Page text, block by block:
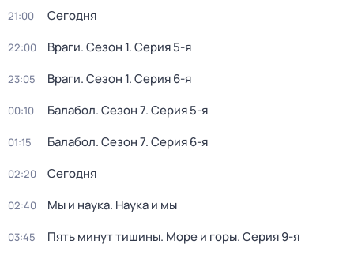
21:00 Сегодня
22:00 Враги. Сезон 1. Серия 5-я
23:05 Враги. Сезон 1. Серия 6-я
00:10 Балабол. Сезон 7. Серия 5-я
01:15 Балабол. Сезон 7. Серия 6-я
02:20 Сегодня
02:40 Мы и наука. Наука и мы
03:45 Пять минут тишины. Море и горы. Серия 9-я